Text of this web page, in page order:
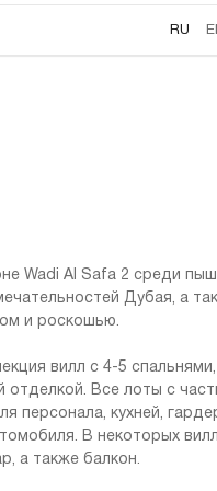
Wadi Al Safa 2 среди
Дубая, а
и роскошью.
вилл с 4-5
отделкой. Все лоты с
персонала, кухней,
В некоторых
а также балкон.